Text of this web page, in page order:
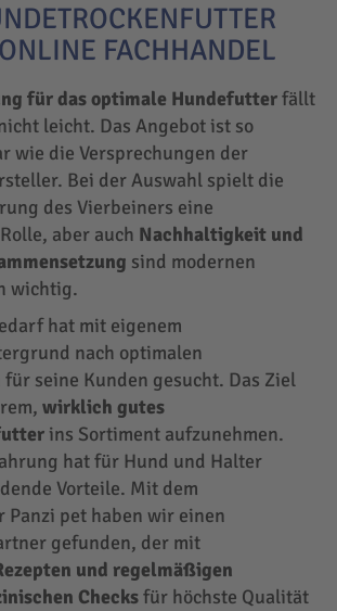
FACHHANDEL
für das optimale Hundefutterfällt
leicht. Das Angebot ist so
wie die Versprechungen der
Bei der Auswahl spielt die
des Vierbeiners eine
aber auch Nachhaltigkeit und
sind modernen
wichtig.
hat mit eigenem
nach optimalen
seine Kunden gesucht. Das Ziel
wirklich gutes
ins Sortiment aufzunehmen.
hat für Hund und Halter
Vorteile. Mit dem
pet haben wir einen
gefunden, der mit
und regelmäßigen
Checksfür höchste Qualität